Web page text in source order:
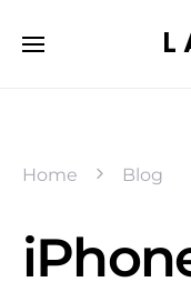
Home Blog